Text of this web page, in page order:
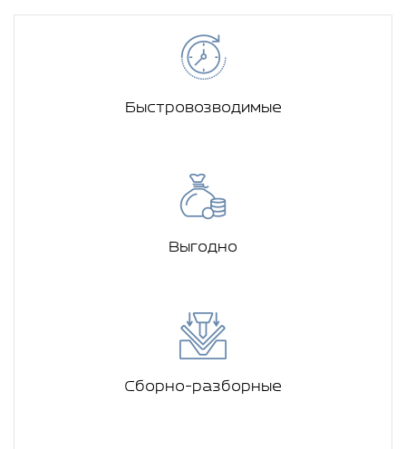
Быстровозводимые
Выгодно
Сборно-разборные